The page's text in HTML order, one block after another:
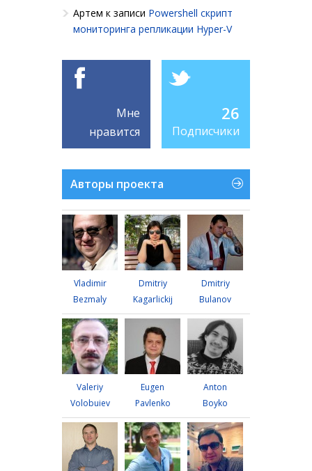
Артем к записи Powershell cкрипт
мониторинга репликации Hyper-V
Мне
нравится
26
Подписчики
Авторы проекта
Vladimir
Bezmaly
Dmitriy
Kagarlickij
Dmitriy
Bulanov
Valeriy
Volobuiev
Eugen
Pavlenko
Anton
Boyko